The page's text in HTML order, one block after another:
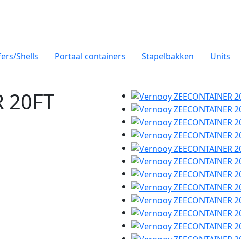
Shells Portaal containers Stapelbakken Units
20FT